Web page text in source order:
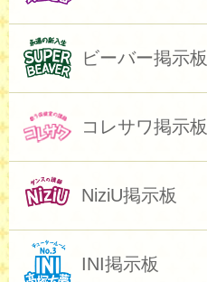
ビーバー掲示板
コレサワ掲示板
NiziU掲示板
INI掲示板